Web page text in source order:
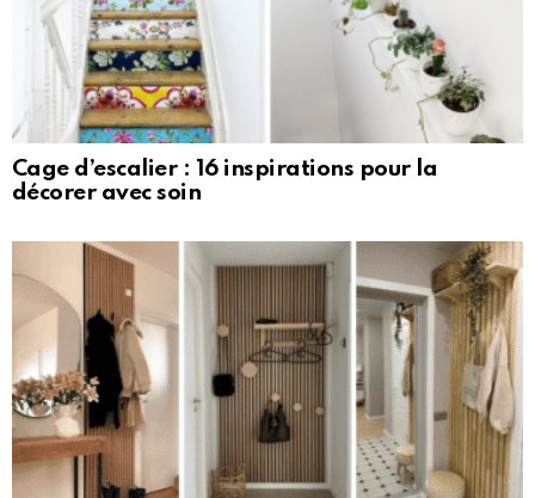
Cage d’escalier : 16 inspirations pour la
décorer avec soin